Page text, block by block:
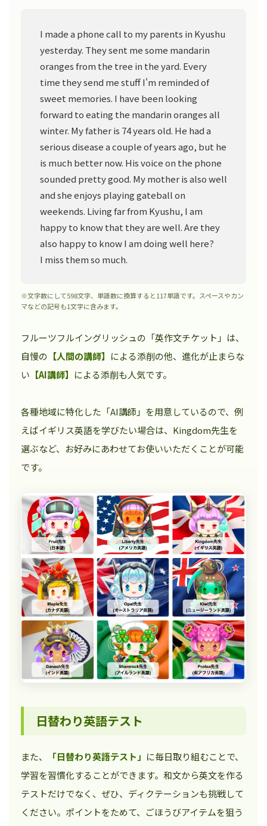
I made a phone call to my parents in Kyushu
yesterday. They sent me some mandarin
oranges from the tree in the yard. Every
time they send me stuff I'm reminded of
sweet memories. I have been looking
forward to eating the mandarin oranges all
winter. My father is 74 years old. He had a
serious disease a couple of years ago, but he
is much better now. His voice on the phone
sounded pretty good. My mother is also well
and she enjoys playing gateball on
weekends. Living far from Kyushu, I am
happy to know that they are well. Are they
also happy to know I am doing well here?
I miss them so much.
※文字数にして598文字、単語数に換算すると117単語です。スペースやカン
マなどの記号も1文字に含みます。
フルーツフルイングリッシュの「英作文チケット」は、
自慢の 【人間の講師】 による添削の他、進化が止まらな
い 【AI講師】 による添削も人気です。
各種地域に特化した「AI講師」を用意しているので、例
えばイギリス英語を学びたい場合は、Kingdom先生を
選ぶなど、お好みにあわせてお使いいただくことが可能
です。
日替わり英語テスト
また、 「日替わり英語テスト」 に毎日取り組むことで、
学習を習慣化することができます。和文から英文を作る
テストだけでなく、ぜひ、ディクテーションも挑戦して
ください。ポイントをためて、ごほうびアイテムを狙う